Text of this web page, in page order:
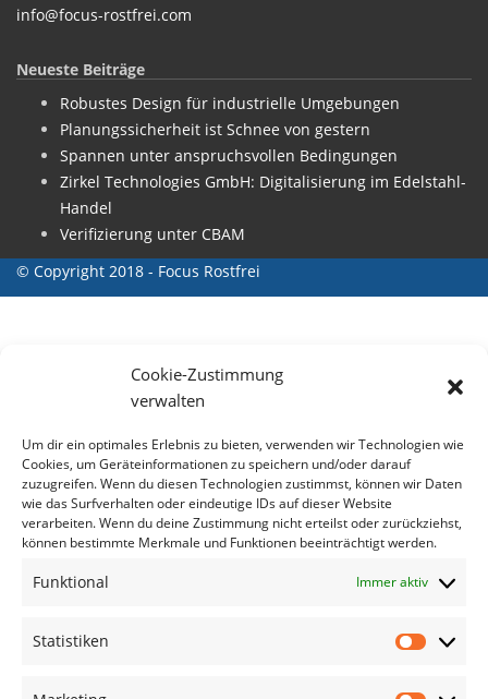
Cookie-Zustimmung
verwalten
Um dir ein optimales Erlebnis zu bieten, verwenden wir Technologien wie
Cookies, um Geräteinformationen zu speichern und/oder darauf
zuzugreifen. Wenn du diesen Technologien zustimmst, können wir Daten
wie das Surfverhalten oder eindeutige IDs auf dieser Website
verarbeiten. Wenn du deine Zustimmung nicht erteilst oder zurückziehst,
können bestimmte Merkmale und Funktionen beeinträchtigt werden.
Funktional Immer aktiv
Statistiken
info@focus-rostfrei.com
Neueste Beiträge
Robustes Design für industrielle Umgebungen
Planungssicherheit ist Schnee von gestern
Spannen unter anspruchsvollen Bedingungen
Zirkel Technologies GmbH: Digitalisierung im Edelstahl-
Handel
Verifizierung unter CBAM
© Copyright 2018 - Focus Rostfrei